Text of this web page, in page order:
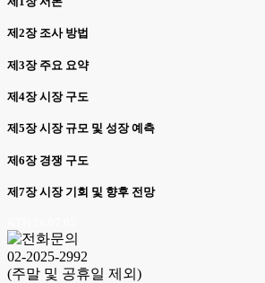
제2장 조사 방법
제3장 주요 요약
제4장 시장 구도
제5장 시장 규모 및 성장 예측
제6장 경쟁 구도
제7장 시장 기회 및 향후 전망
02-2025-2992
(주말 및 공휴일 제외)